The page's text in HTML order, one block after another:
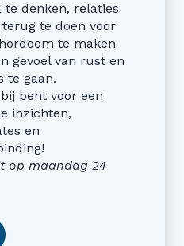
denken, relaties
te doen voor
te maken
gevoel van rust en
te gaan.
bent voor een
inzichten,
en
op maandag 24